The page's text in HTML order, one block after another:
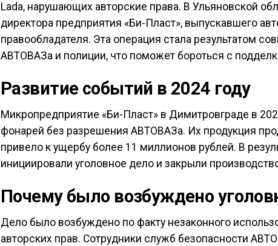
Lada, нарушающих авторские права. В Ульяновской
директора предприятия «Би-Пласт», выпускавшего
правообладателя. Эта операция стала результатом
АВТОВАЗа и полиции, что поможет бороться с
Развитие событий в 2024 году
Микропредприятие «Би-Пласт» в Димитровграде в
фонарей без разрешения АВТОВАЗа. Их продукция
привело к ущербу более 11 миллионов рублей. В
инициировали уголовное дело и закрыли
Почему было возбуждено
Дело было возбуждено по факту незаконного
авторских прав. Сотрудники служб безопасности